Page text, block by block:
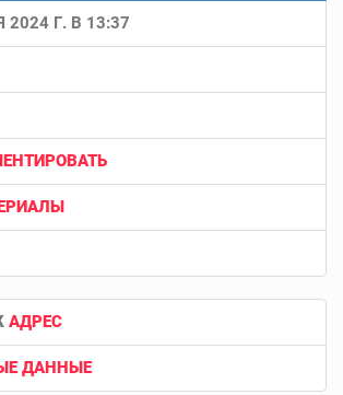
2024 Г. В 13:37
АДРЕС
ДАННЫЕ